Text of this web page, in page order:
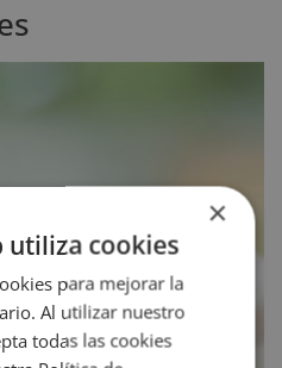
×
utiliza cookies
para mejorar la
Al utilizar nuestro
todas las cookies